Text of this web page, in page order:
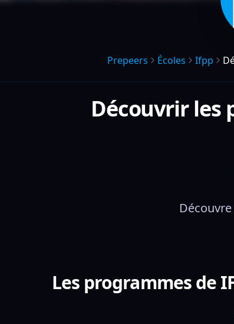
Prepeers Écoles Ifpp
Découvrir les
Les programmes de